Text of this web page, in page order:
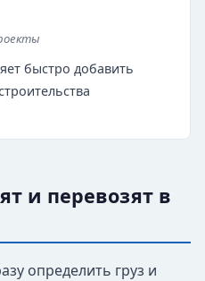
быстро добавить
и перевозят в
определить груз и